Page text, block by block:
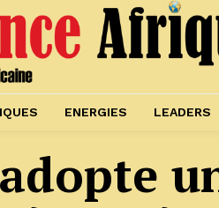
ENERGIES LEADERS